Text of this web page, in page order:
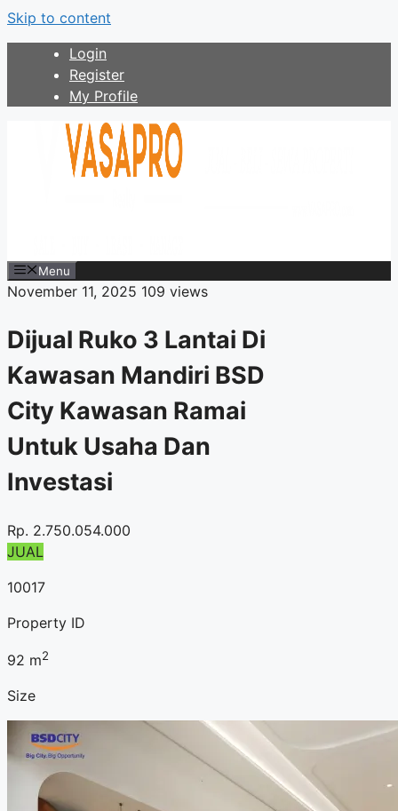
Skip to content
Login
Register
My Profile
Menu
November 11, 2025 109 views
Dijual Ruko 3 Lantai Di
Kawasan Mandiri BSD
City Kawasan Ramai
Untuk Usaha Dan
Investasi
Rp. 2.750.054.000
JUAL
10017
Property ID
92 m2
Size